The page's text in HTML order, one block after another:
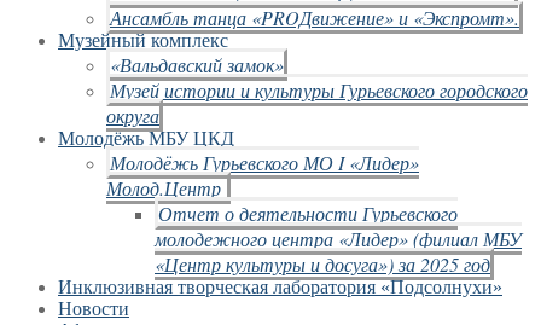
Ансамбль танца «PROДвижение» и «Экспромт».
Музейный комплекс
«Вальдавский замок»
Музей истории и культуры Гурьевского городского
округа
Молодёжь МБУ ЦКД
Молодёжь Гурьевского МО I «Лидер»
Молод.Центр
Отчет о деятельности Гурьевского
молодежного центра «Лидер» (филиал МБУ
«Центр культуры и досуга») за 2025 год
Инклюзивная творческая лаборатория «Подсолнухи»
Новости